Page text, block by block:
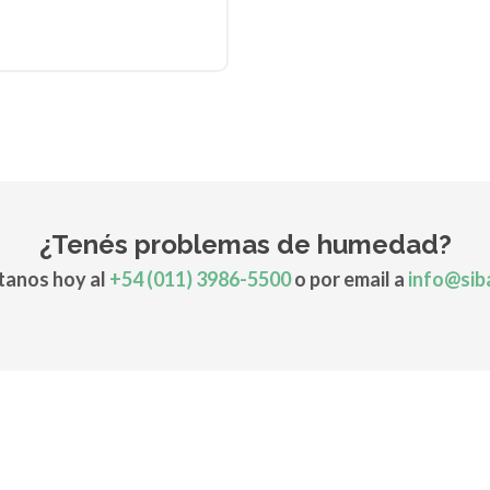
¿Tenés problemas de humedad?
hoy al +54 (011) 3986-5500o por email a